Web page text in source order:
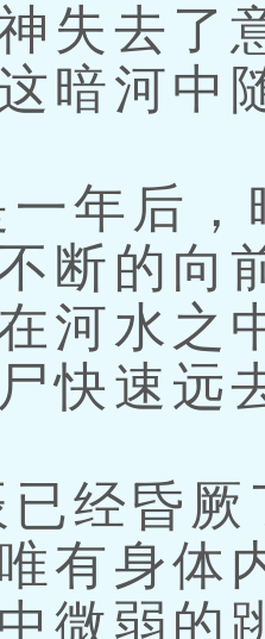
失去了
暗河中
年后，
断的向
河水之
快速远
经昏厥
有身体
微弱的